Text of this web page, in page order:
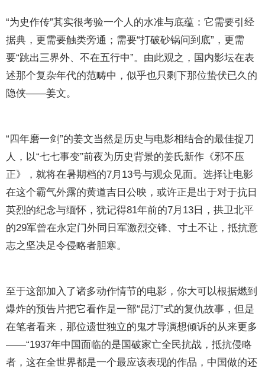
“为史作传”其实很考验一个人的水准与底蕴：它需要引经
据典，更需要触类旁通；需要“打破砂锅问到底”，更需
要“跳出三界外、不在五行中”。由此观之，国内影坛在表
述那个复杂年代的范畴中，似乎也只剩下那位蛰伏已久的
隐侠——姜文。
“四年磨一剑”的姜文当然是历史与电影相结合的最佳捉刀
人，以“七七事变”前夜为历史背景的姜氏新作《邪不压
正》，就将在暑期档的7月13号与观众见面。选择让电影
在这个霸气外露的黄道吉日公映，或许正是出于对于抗日
英烈的纪念与缅怀，犹记得81年前的7月13日，拱卫北平
的29军曾在永定门外同日军激烈交锋、寸土不让，抵抗意
志之坚决足令侵略者胆寒。
至于这部加入了诸多动作情节的电影，你大可以根据燃到
爆炸的预告片把它看作是一部“昆汀”式的复仇故事，但是
在笔者看来，那位遗世独立的鬼才导演想倾诉的从来更多
——“1937年中国面临的是国破家亡全民抗战，抵抗侵略
者，这在全世界都是一个最应该表现的作品，中国做的还